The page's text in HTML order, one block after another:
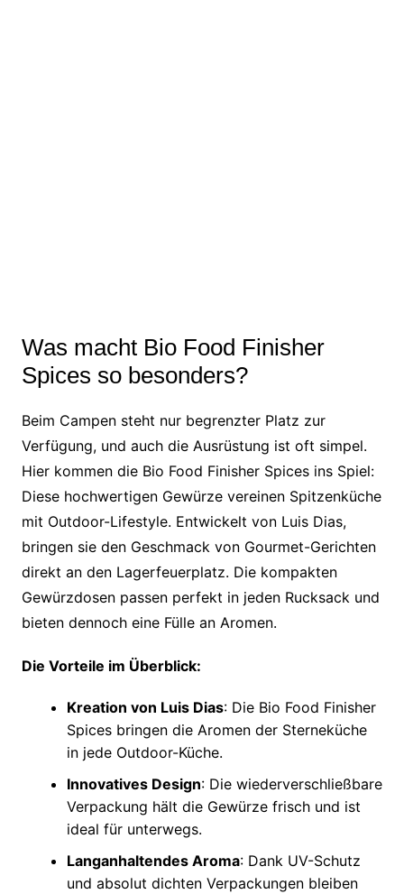
Was macht Bio Food Finisher
Spices so besonders?
Beim Campen steht nur begrenzter Platz zur
Verfügung, und auch die Ausrüstung ist oft simpel.
Hier kommen die Bio Food Finisher Spices ins Spiel:
Diese hochwertigen Gewürze vereinen Spitzenküche
mit Outdoor-Lifestyle. Entwickelt von Luis Dias,
bringen sie den Geschmack von Gourmet-Gerichten
direkt an den Lagerfeuerplatz. Die kompakten
Gewürzdosen passen perfekt in jeden Rucksack und
bieten dennoch eine Fülle an Aromen.
Die Vorteile im Überblick:
Kreation von Luis Dias: Die Bio Food Finisher
Spices bringen die Aromen der Sterneküche
in jede Outdoor-Küche.
Innovatives Design: Die wiederverschließbare
Verpackung hält die Gewürze frisch und ist
ideal für unterwegs.
Langanhaltendes Aroma: Dank UV-Schutz
und absolut dichten Verpackungen bleiben